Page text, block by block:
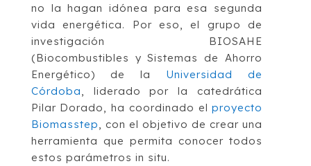
no la hagan idónea para esa segunda
vida energética. Por eso, el grupo de
investigación BIOSAHE
(Biocombustibles y Sistemas de Ahorro
Energético) de la
Universidad de
Córdoba , liderado por la catedrática
Pilar Dorado, ha coordinado elproyecto
Biomasstep , con el objetivo de crear una
herramienta que permita conocer todos
estos parámetros in situ.